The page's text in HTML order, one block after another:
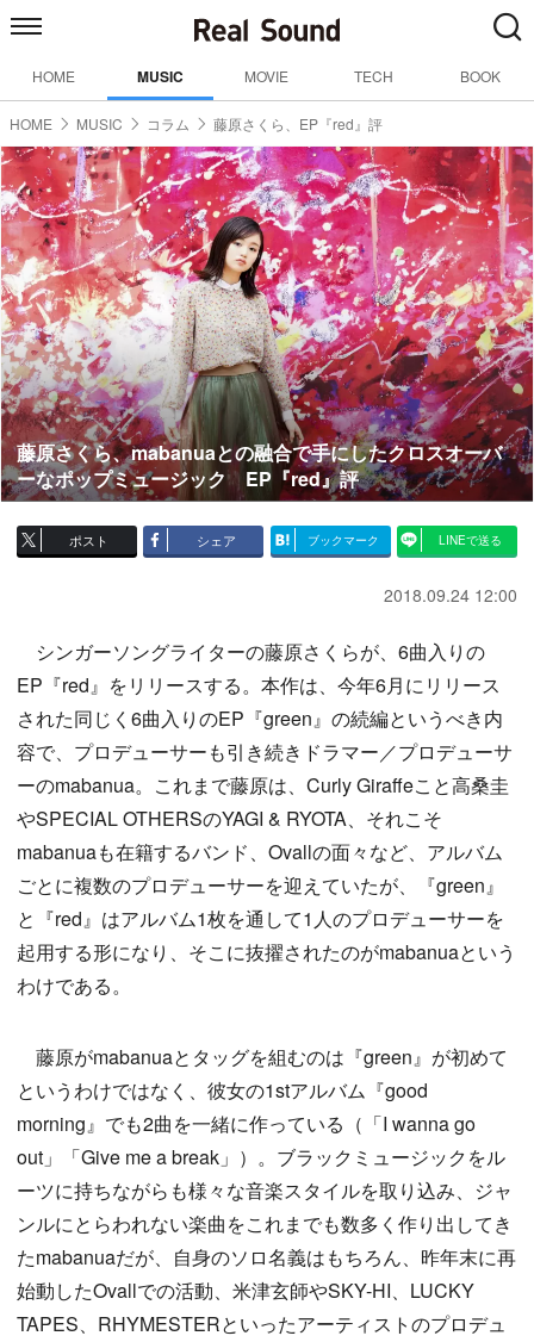
HOME MUSIC MOVIE TECH BOOK
HOME MUSIC コラム 藤原さくら、EP『red』評
藤原さくら、mabanuaとの融合で手にしたクロスオーバ
ーなポップミュージック EP『red』評
ポスト シェア ブックマーク LINEで送る
2018.09.24 12:00
シンガーソングライターの藤原さくらが、6曲入りの
EP『red』をリリースする。本作は、今年6月にリリース
された同じく6曲入りのEP『green』の続編というべき内
容で、プロデューサーも引き続きドラマー／プロデューサ
ーのmabanua。これまで藤原は、Curly Giraffeこと高桑圭
やSPECIAL OTHERSのYAGI & RYOTA、それこそ
mabanuaも在籍するバンド、Ovallの面々など、アルバム
ごとに複数のプロデューサーを迎えていたが、『green』
と『red』はアルバム1枚を通して1人のプロデューサーを
起用する形になり、そこに抜擢されたのがmabanuaという
わけである。
藤原がmabanuaとタッグを組むのは『green』が初めて
というわけではなく、彼女の1stアルバム『good
morning』でも2曲を一緒に作っている（「I wanna go
out」「Give me a break」）。ブラックミュージックをル
ーツに持ちながらも様々な音楽スタイルを取り込み、ジャ
ンルにとらわれない楽曲をこれまでも数多く作り出してき
たmabanuaだが、自身のソロ名義はもちろん、昨年末に再
始動したOvallでの活動、米津玄師やSKY-HI、LUCKY
TAPES、RHYMESTERといったアーティストのプロデュ